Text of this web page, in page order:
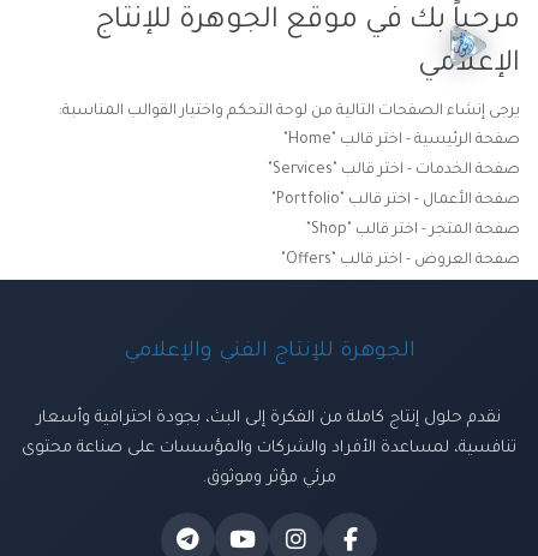
مرحباً بك في موقع الجوهرة للإنتاج
الإعلامي
يرجى إنشاء الصفحات التالية من لوحة التحكم واختيار القوالب المناسبة:
صفحة الرئيسية - اختر قالب "Home"
صفحة الخدمات - اختر قالب "Services"
صفحة الأعمال - اختر قالب "Portfolio"
صفحة المتجر - اختر قالب "Shop"
صفحة العروض - اختر قالب "Offers"
الجوهرة للإنتاج الفني والإعلامي
نقدم حلول إنتاج كاملة من الفكرة إلى البث، بجودة احترافية وأسعار
تنافسية، لمساعدة الأفراد والشركات والمؤسسات على صناعة محتوى
مرئي مؤثر وموثوق.